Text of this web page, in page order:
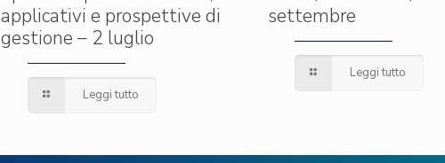
applicativi e prospettive di
gestione – 2 luglio
Leggi tutto
settembre
Leggi tutto